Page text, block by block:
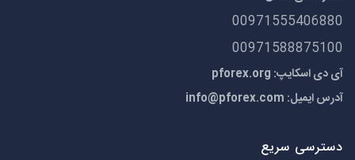
00971555406880
00971588875100
آی دی اسکایپ: pforex.org
آدرس ایمیل: info@pforex.com
دسترسی سریع